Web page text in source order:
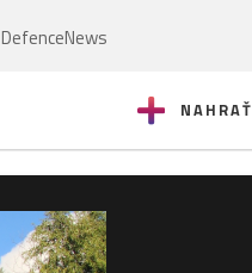
DefenceNews
NAHRAŤ